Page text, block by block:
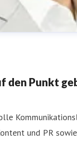
den Punkt
und PR